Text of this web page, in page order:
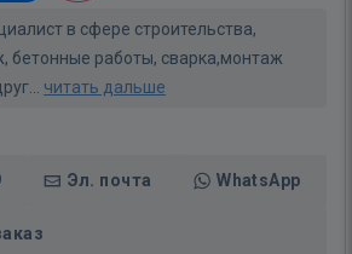
в сфере строительства,
бетонные работы, сварка,монтаж
читать дальше
Эл. почта WhatsApp